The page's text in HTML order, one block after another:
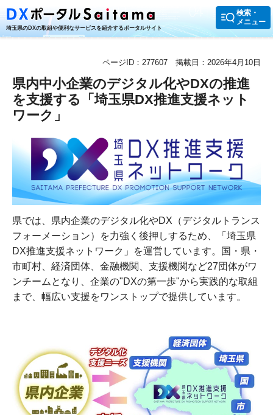
埼玉県のDXの取組や便利なサービスを紹介するポータルサイト
検索・
メニュー
ページID：277607 掲載日：2026年4月10日
県内中小企業のデジタル化やDXの推進
を支援する「埼玉県DX推進支援ネット
ワーク」
県では、県内企業のデジタル化やDX（デジタルトランス
フォーメーション）を力強く後押しするため、「埼玉県
DX推進支援ネットワーク」を運営しています。国・県・
市町村、経済団体、金融機関、支援機関など27団体がワ
ンチームとなり、企業の"DXの第一歩"から実践的な取組
まで、幅広い支援をワンストップで提供しています。